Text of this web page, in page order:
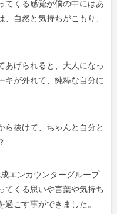
てくる感覚が僕の中にはあ
自然と気持ちがこもり、
あげられると、大人になっ
キが外れて、純粋な自分に
ら抜けて、ちゃんと自分と
エンカウンターグループ
てくる思いや言葉や気持ち
過ごす事ができました。